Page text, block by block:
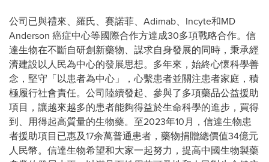
公司已與禮來、羅氏、賽諾菲、Adimab、Incyte和MD
Anderson 癌症中心等國際合作方達成30多項戰略合作。信
達生物在不斷自研創新藥物、謀求自身發展的同時，秉承經
濟建設以人民為中心的發展思想。多年來，始終心懷科學善
念，堅守「以患者為中心」，心繫患者並關注患者家庭，積
極履行社會責任。公司陸續發起、參與了多項藥品公益援助
項目，讓越來越多的患者能夠得益於生命科學的進步，買得
到、用得起高質量的生物藥。至2023年10月，信達生物患
者援助項目已惠及17余萬普通患者，藥物捐贈總價值34億元
人民幣。信達生物希望和大家一起努力，提高中國生物製藥